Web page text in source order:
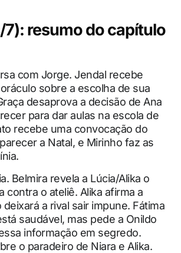
7): resumo do capítulo
com Jorge. Jendal recebe
sobre a escolha de sua
desaprova a decisão de Ana
para dar aulas na escola de
recebe uma convocação do
a Natal, e Mirinho faz as
Belmira revela a Lúcia/Alika o
contra o ateliê. Alika afirma a
a rival sair impune. Fátima
saudável, mas pede a Onildo
informação em segredo.
o paradeiro de Niara e Alika.